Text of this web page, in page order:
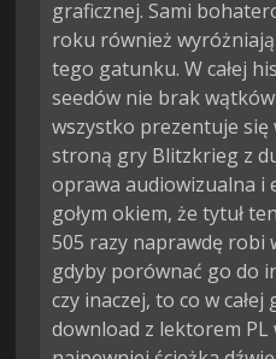
graficznej. Sami
roku również
tego gatunku. W całej
seedów nie brak
wszystko prezentuje się
stroną gry Blitzkrieg z
oprawa audiowizualna i
gołym okiem, że tytuł
505 razy naprawdę robi
gdyby porównać go do
czy inaczej, to co w
download z lektorem PL